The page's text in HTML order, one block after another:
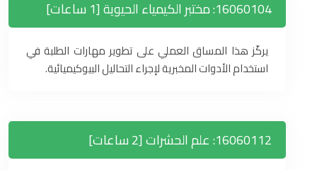
16060104: مختبر الكيمياء الحيوية [1 ساعات]
يركّز هذا المساق العملي على تطوير مهارات الطلبة في
استخدام الأدوات المخبرية لإجراء التحاليل البيوكيميائية.
16060112: علم الحشرات [2 ساعات]